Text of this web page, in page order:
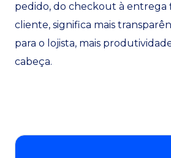
pedido, do checkout à entrega
cliente, significa mais
para o lojista, mais
cabeça.